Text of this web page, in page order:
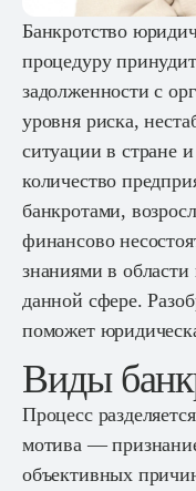
Банкротство
процедуру
задолженности с
уровня риска,
ситуации в стране
количество
банкротами,
финансово
знаниями в
данной сфере.
поможет
Виды
Процесс
мотива —
объективных